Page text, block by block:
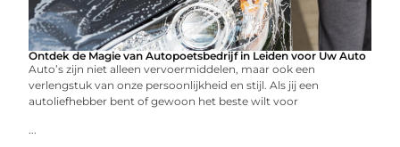
Ontdek de Magie van Autopoetsbedrijf in Leiden voor Uw Auto
Auto’s zijn niet alleen vervoermiddelen, maar ook een
verlengstuk van onze persoonlijkheid en stijl. Als jij een
autoliefhebber bent of gewoon het beste wilt voor
...